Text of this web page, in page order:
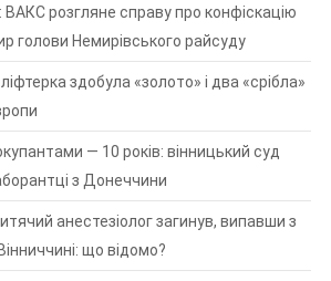
розгляне справу про конфіскацію
голови Немирівського райсуду
здобула «золото» і два «срібла»
— 10 років: вінницький суд
з Донеччини
анестезіолог загинув, випавши з
що відомо?